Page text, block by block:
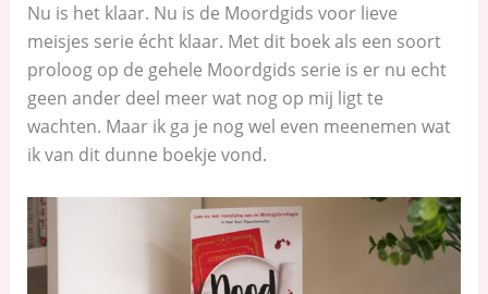
Nu is het klaar. Nu is de Moordgids voor lieve
meisjes serie écht klaar. Met dit boek als een soort
proloog op de gehele Moordgids serie is er nu echt
geen ander deel meer wat nog op mij ligt te
wachten. Maar ik ga je nog wel even meenemen wat
ik van dit dunne boekje vond.